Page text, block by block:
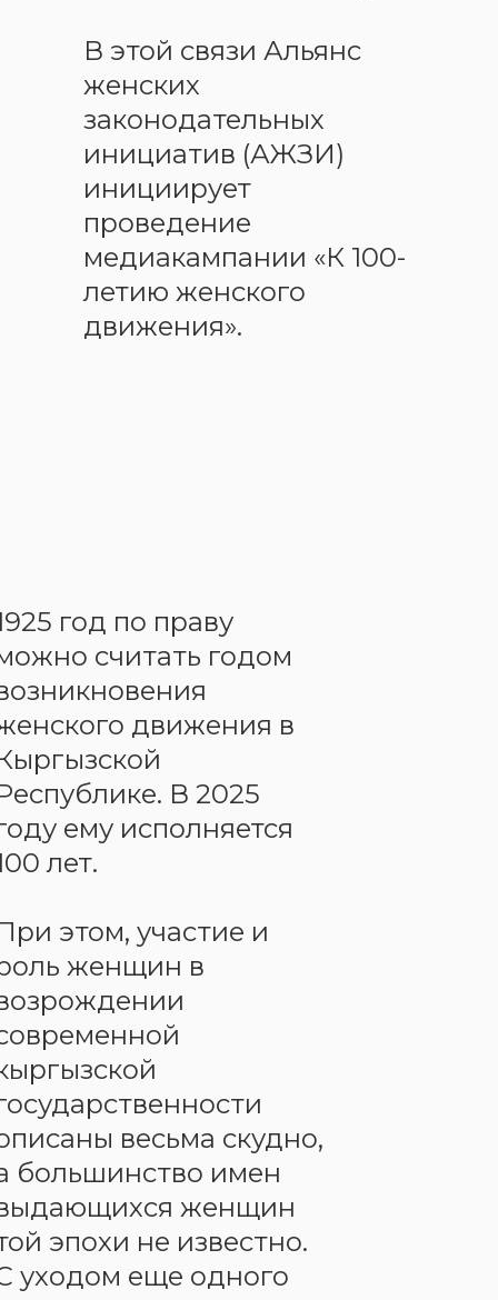
В этой связи Альянс
женских
законодательных
инициатив (АЖЗИ)
инициирует
проведение
медиакампании «К 100-
летию женского
движения».
год по праву
считать годом
движения в
В 2025
ему исполняется
лет.
этом, участие и
женщин в
весьма скудно,
большинство имен
женщин
эпохи не известно.
уходом еще одного